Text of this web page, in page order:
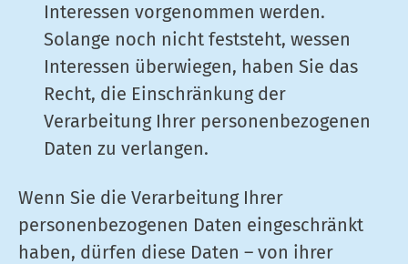
Interessen vorgenommen werden.
Solange noch nicht feststeht, wessen
Interessen überwiegen, haben Sie das
Recht, die Einschränkung der
Verarbeitung Ihrer personenbezogenen
Daten zu verlangen.
Wenn Sie die Verarbeitung Ihrer
personenbezogenen Daten eingeschränkt
haben, dürfen diese Daten – von ihrer